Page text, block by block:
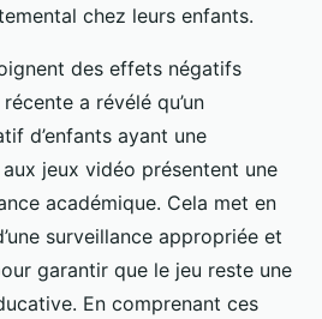
chez leurs enfants.
des effets négatifs
a révélé qu’un
d’enfants ayant une
jeux vidéo présentent une
académique. Cela met en
surveillance appropriée et
garantir que le jeu reste une
En comprenant ces